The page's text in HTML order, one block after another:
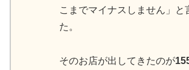
こまでマイナスしません」と
た。
そのお店が出してきたのが